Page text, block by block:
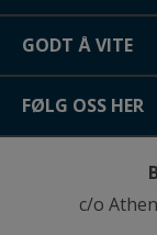
GODT Å VITE
FØLG OSS HER
c/o